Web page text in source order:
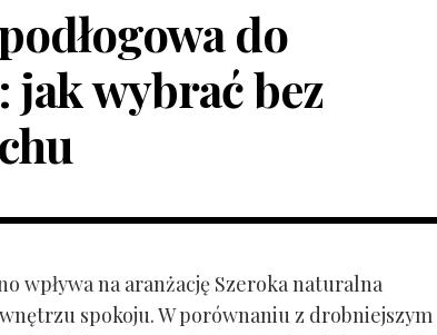
do
jak wybrać bez
wpływa na aranżację Szeroka naturalna
spokoju. W porównaniu z drobniejszym